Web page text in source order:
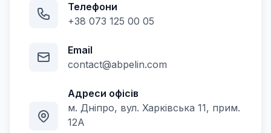
Телефони
+38 073 125 00 05
Email
contact@abpelin.com
Адреси офісів
м. Дніпро, вул. Харківська 11, прим.
12А